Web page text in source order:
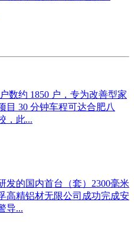
数约 1850 户，专为改善型家
目 30 分钟车程可达合肥八
，此...
发的国内首台（套）2300毫米
高精铝材无限公司成功完成安
导...